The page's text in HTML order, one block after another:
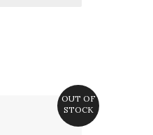
OUT OF
STOCK